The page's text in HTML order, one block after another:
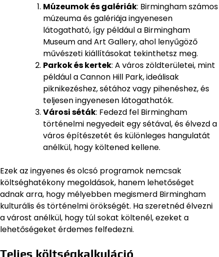
Múzeumok és galériák: Birmingham számos
múzeuma és galériája ingyenesen
látogatható, így például a Birmingham
Museum and Art Gallery, ahol lenyűgöző
művészeti kiállításokat tekinthetsz meg.
Parkok és kertek: A város zöldterületei, mint
például a Cannon Hill Park, ideálisak
piknikezéshez, sétához vagy pihenéshez, és
teljesen ingyenesen látogathatók.
Városi séták: Fedezd fel Birmingham
történelmi negyedeit egy sétával, és élvezd a
város építészetét és különleges hangulatát
anélkül, hogy költened kellene.
Ezek az ingyenes és olcsó programok nemcsak
költséghatékony megoldások, hanem lehetőséget
adnak arra, hogy mélyebben megismerd Birmingham
kulturális és történelmi örökségét. Ha szeretnéd élvezni
a várost anélkül, hogy túl sokat költenél, ezeket a
lehetőségeket érdemes felfedezni.
Teljes költségkalkuláció